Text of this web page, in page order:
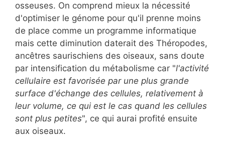
osseuses. On comprend mieux la nécessité
d'optimiser le génome pour qu'il prenne moins
de place comme un programme informatique
mais cette diminution daterait des Théropodes,
ancêtres saurischiens des oiseaux, sans doute
par intensification du métabolisme car "l'activité
cellulaire est favorisée par une plus grande
surface d'échange des cellules, relativement à
leur volume, ce qui est le cas quand les cellules
sont plus petites", ce qui aurai profité ensuite
aux oiseaux.